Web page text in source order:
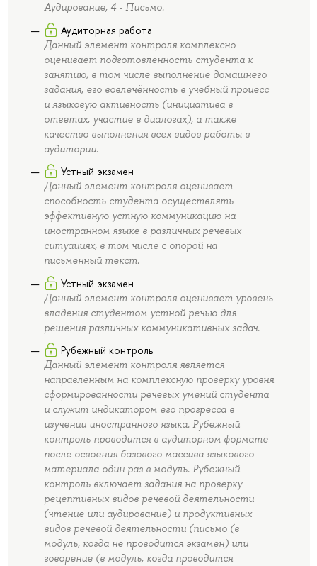
Аудирование, 4 - Письмо.
Аудиторная работа
Данный элемент контроля комплексно
оценивает подготовленность студента к
занятию, в том числе выполнение домашнего
задания, его вовлечённость в учебный процесс
и языковую активность (инициатива в
ответах, участие в диалогах), а также
качество выполнения всех видов работы в
аудитории.
Устный экзамен
Данный элемент контроля оценивает
способность студента осуществлять
эффективную устную коммуникацию на
иностранном языке в различных речевых
ситуациях, в том числе с опорой на
письменный текст.
Устный экзамен
Данный элемент контроля оценивает уровень
владения студентом устной речью для
решения различных коммуникативных задач.
Рубежный контроль
Данный элемент контроля является
направленным на комплексную проверку уровня
сформированности речевых умений студента
и служит индикатором его прогресса в
изучении иностранного языка. Рубежный
контроль проводится в аудиторном формате
после освоения базового массива языкового
материала один раз в модуль. Рубежный
контроль включает задания на проверку
рецептивных видов речевой деятельности
(чтение или аудирование) и продуктивных
видов речевой деятельности (письмо (в
модуль, когда не проводится экзамен) или
говорение (в модуль, когда проводится